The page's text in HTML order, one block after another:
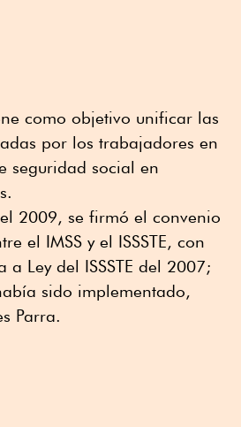
como objetivo unificar las
por los trabajadores en
seguridad social en
2009, se firmó el convenio
el IMSS y el ISSSTE, con
a Ley del ISSSTE del 2007;
sido implementado,
Parra.